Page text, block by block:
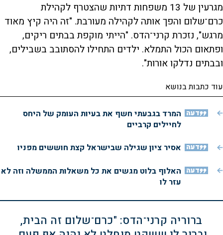
מגרעין של 13 משפחות דתיות שהצטרף לקהילת
כרם־שלום והפך אותה לקהילה מעורבת. "זה היה קיץ מאוד
מרגש", נזכרת קרני־הדס. "הייתי מוקפת בבתים ריקים,
ופתאום הכול התמלא. ילדים התחילו להסתובב בשבילים,
ובבתים נדלקו אורות".
עוד כתבות בנושא
דעה המרד בגבעתי חשף את בעיות העומק של היחס
לחיילים קרביים
דעה אסיר ציון שגילה שבישראל קצת חוששים מפניו
דעה האלוף בלוט מגשים את כל משאלות הממשלה וזה לא
עזר לו
ברוריה קרני־הדס: "כרם־שלום זה הבית,